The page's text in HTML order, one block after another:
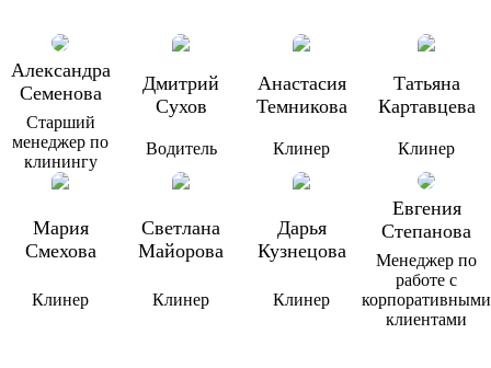
Александра
Семенова
Старший
менеджер по
клинингу
Дмитрий
Сухов
Водитель
Анастасия
Темникова
Клинер
Татьяна
Картавцева
Клинер
Мария
Смехова
Клинер
Светлана
Майорова
Клинер
Дарья
Кузнецова
Клинер
Евгения
Степанова
Менеджер по
работе с
корпоративными
клиентами